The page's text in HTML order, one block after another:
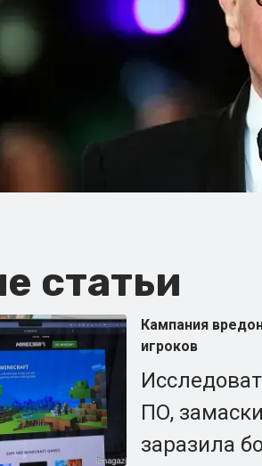
статьи
Кампания
игроков
ПО,
заразила